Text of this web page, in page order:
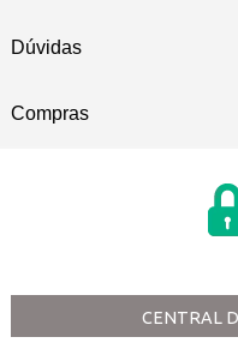
Dúvidas
Compras
CENTRAL